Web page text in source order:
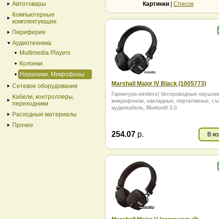
Картинки| Список
Marshall Major IV Black (1005773)
Гарнитура wireless| беспроводные
микрофоном, накладные, портативные,
аудиокабель, Bluetooth 5.0
254.07 р. В
Автотовары
Компьютерные
комплектующие
Периферия
Аудиотехника
Multimedia Players
Колонки
Наушники, Микрофоны
Сетевое оборудование
Кабели, контроллеры,
переходники
Расходные материалы
Прочее